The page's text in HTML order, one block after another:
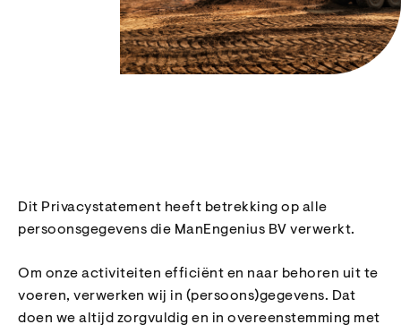
Dit Privacystatement heeft betrekking op alle
persoonsgegevens die ManEngenius BV verwerkt.
Om onze activiteiten efficiënt en naar behoren uit te
voeren, verwerken wij in (persoons)gegevens. Dat
doen we altijd zorgvuldig en in overeenstemming met